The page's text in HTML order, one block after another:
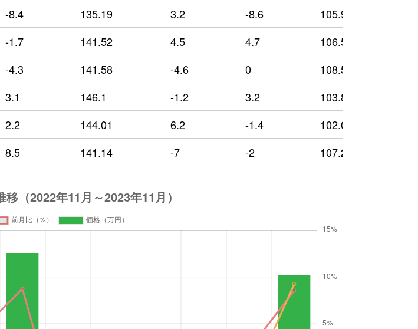
-8.4 135.19 3.2 -8.6 105.96
-1.7 141.52 4.5 4.7 106.58
-4.3 141.58 -4.6 0 108.52
3.1 146.1 -1.2 3.2 103.83
2.2 144.01 6.2 -1.4 102.03
8.5 141.14 -7 -2 107.23